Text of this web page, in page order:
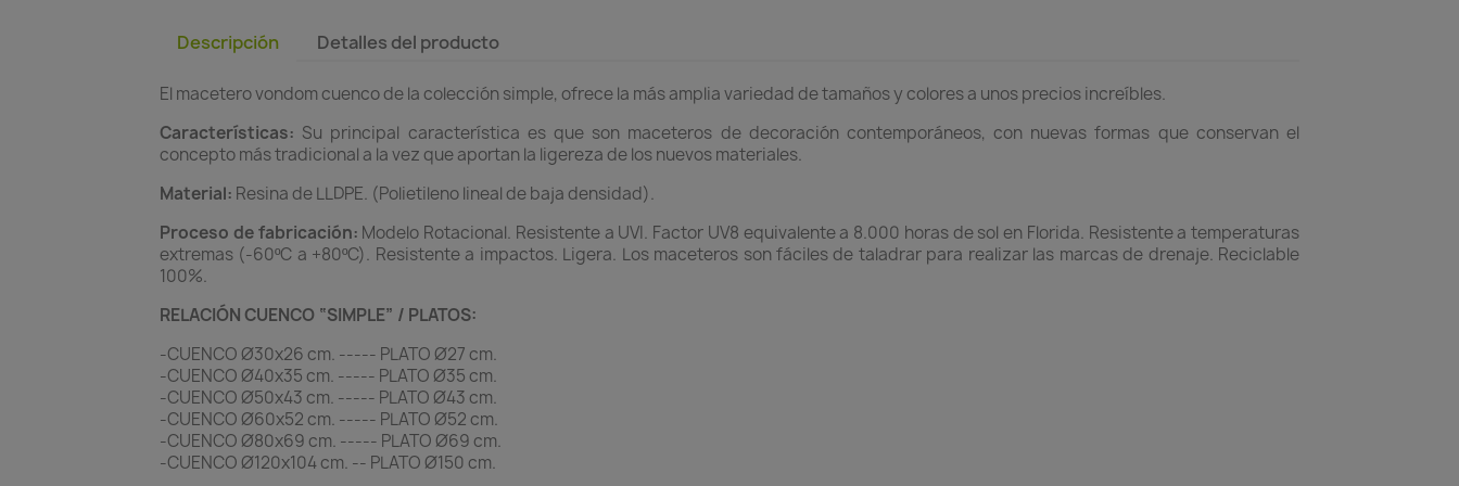
Descripción Detalles del producto
El macetero vondom cuenco de la colección simple, ofrece la más amplia variedad de tamaños y colores a unos precios increíbles.
Características: Su principal característica es que son maceteros de decoración contemporáneos, con nuevas formas que conservan el
concepto más tradicional a la vez que aportan la ligereza de los nuevos materiales.
Material: Resina de LLDPE. (Polietileno lineal de baja densidad).
Proceso de fabricación: Modelo Rotacional. Resistente a UVI. Factor UV8 equivalente a 8.000 horas de sol en Florida. Resistente a temperaturas
extremas (-60ºC a +80ºC). Resistente a impactos. Ligera. Los maceteros son fáciles de taladrar para realizar las marcas de drenaje. Reciclable
100%.
RELACIÓN CUENCO “SIMPLE” / PLATOS:
-CUENCO Ø30x26 cm. ----- PLATO Ø27 cm.
-CUENCO Ø40x35 cm. ----- PLATO Ø35 cm.
-CUENCO Ø50x43 cm. ----- PLATO Ø43 cm.
-CUENCO Ø60x52 cm. ----- PLATO Ø52 cm.
-CUENCO Ø80x69 cm. ----- PLATO Ø69 cm.
-CUENCO Ø120x104 cm. -- PLATO Ø150 cm.